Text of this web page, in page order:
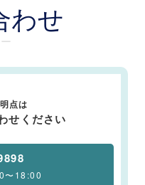
わせ
点は
せください
〜18:00